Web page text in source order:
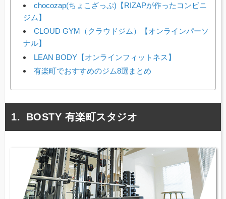
chocozap(ちょこざっぷ)【RIZAPが作ったコンビニ
ジム】
CLOUD GYM（クラウドジム）【オンラインパーソ
ナル】
LEAN BODY【オンラインフィットネス】
有楽町でおすすめのジム8選まとめ
BOSTY 有楽町スタジオ